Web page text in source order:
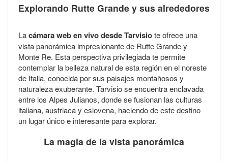
Explorando Rutte Grande y sus alrededores
Lacámara web en vivo desde Tarvisiote ofrece una
vista panorámica impresionante de Rutte Grande y
Monte Re. Esta perspectiva privilegiada te permite
contemplar la belleza natural de esta región en el noreste
de Italia, conocida por sus paisajes montañosos y
naturaleza exuberante. Tarvisio se encuentra enclavada
entre los Alpes Julianos, donde se fusionan las culturas
italiana, austriaca y eslovena, haciendo de este destino
un lugar único e interesante para explorar.
La magia de la vista panorámica